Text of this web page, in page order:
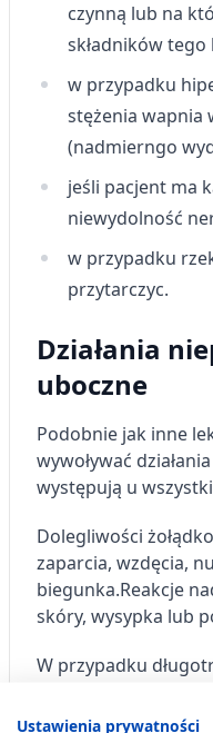
czynną lub na
składników tego
w przypadku
stężenia wapnia
(nadmierngo
jeśli pacjent ma
niewydolność
w przypadku
przytarczyc.
Działania
uboczne
Podobnie jak inne
wywoływać
występują u
Dolegliwości
zaparcia, wzdęcia,
biegunka.Reakcje
skóry, wysypka lub
W przypadku
stężenie wapnia we
Ustawienia prywatności